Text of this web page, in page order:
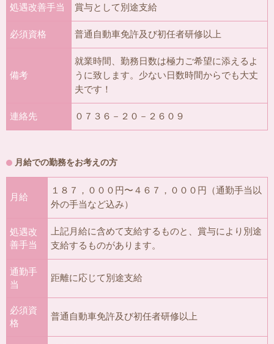
処遇改善手当 賞与として別途支給
必須資格 普通自動車免許及び初任者研修以上
備考
就業時間、勤務日数は極力ご希望に添えるよ
うに致します。少ない日数時間からでも大丈
夫です！
連絡先 ０７３６－２０－２６０９
月給での勤務をお考えの方
月給
１８７，０００円〜４６７，０００円（通勤手当以
外の手当など込み）
処遇改
善手当
上記月給に含めて支給するものと、賞与により別途
支給するものがあります。
通勤手
当
距離に応じて別途支給
必須資
格
普通自動車免許及び初任者研修以上